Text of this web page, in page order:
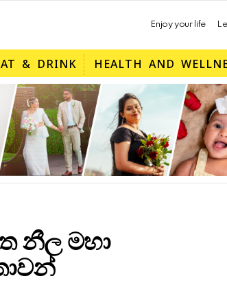
Enjoy your life
& DRINK HEALTH AND
නීල මහා